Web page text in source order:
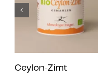
Ceylon-Zimt